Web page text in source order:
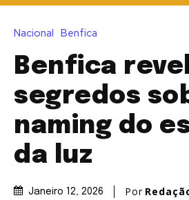
Nacional Benfica
Benfica
segredos
naming do
da luz
Janeiro 12, 2026 Por